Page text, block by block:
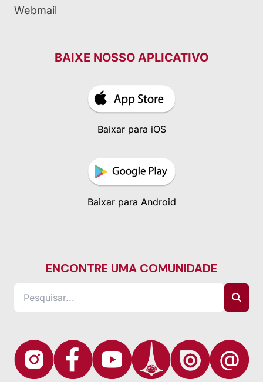
Webmail
BAIXE NOSSO APLICATIVO
Baixar para iOS
Baixar para Android
ENCONTRE UMA COMUNIDADE